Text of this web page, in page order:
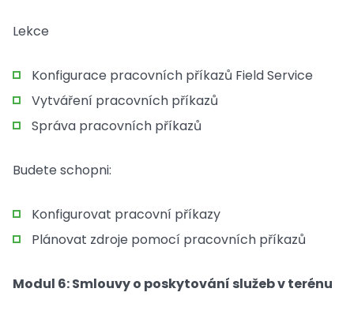
Lekce
Konfigurace pracovních příkazů Field Service
Vytváření pracovních příkazů
Správa pracovních příkazů
Budete schopni:
Konfigurovat pracovní příkazy
Plánovat zdroje pomocí pracovních příkazů
Modul 6: Smlouvy o poskytování služeb v terénu